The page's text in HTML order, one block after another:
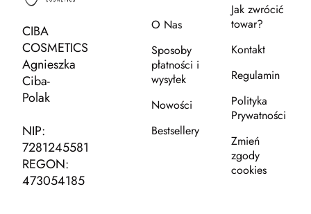
CIBA
COSMETICS
Agnieszka
Ciba-
Polak
NIP:
7281245581
REGON:
473054185
O Nas
Sposoby
płatności i
wysyłek
Nowości
Bestsellery
Jak zwrócić
towar?
Kontakt
Regulamin
Polityka
Prywatności
Zmień
zgody
cookies